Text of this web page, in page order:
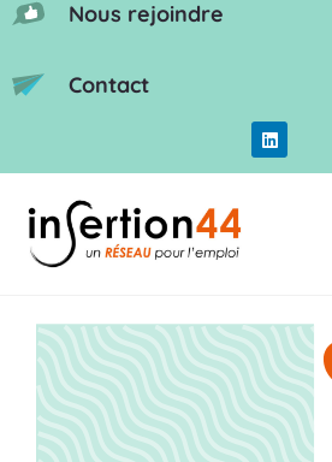
Nous rejoindre
Contact